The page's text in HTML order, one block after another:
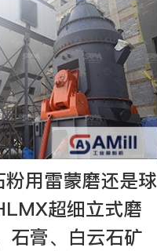
用雷蒙磨还是球
超细立式磨
石膏、白云石矿